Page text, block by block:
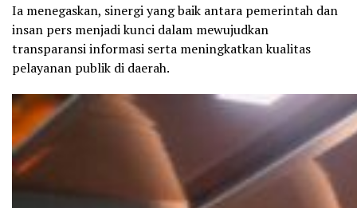
Ia menegaskan, sinergi yang baik antara pemerintah dan
insan pers menjadi kunci dalam mewujudkan
transparansi informasi serta meningkatkan kualitas
pelayanan publik di daerah.